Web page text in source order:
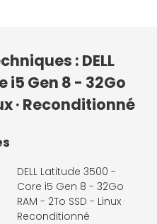
: DELL
i5 Gen 8 - 32Go
· Reconditionné
DELL Latitude 3500 -
Core i5 Gen 8 - 32Go
RAM - 2To SSD - Linux ·
Reconditionné